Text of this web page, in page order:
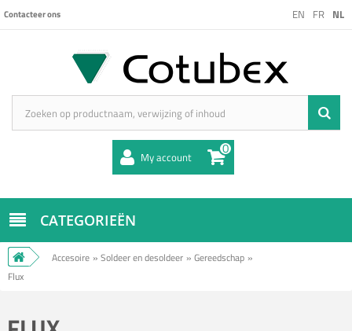
EN FR NL
Contacteer ons
My account 0
CATEGORIEËN
Accesoire » Soldeer en desoldeer » Gereedschap »
Flux